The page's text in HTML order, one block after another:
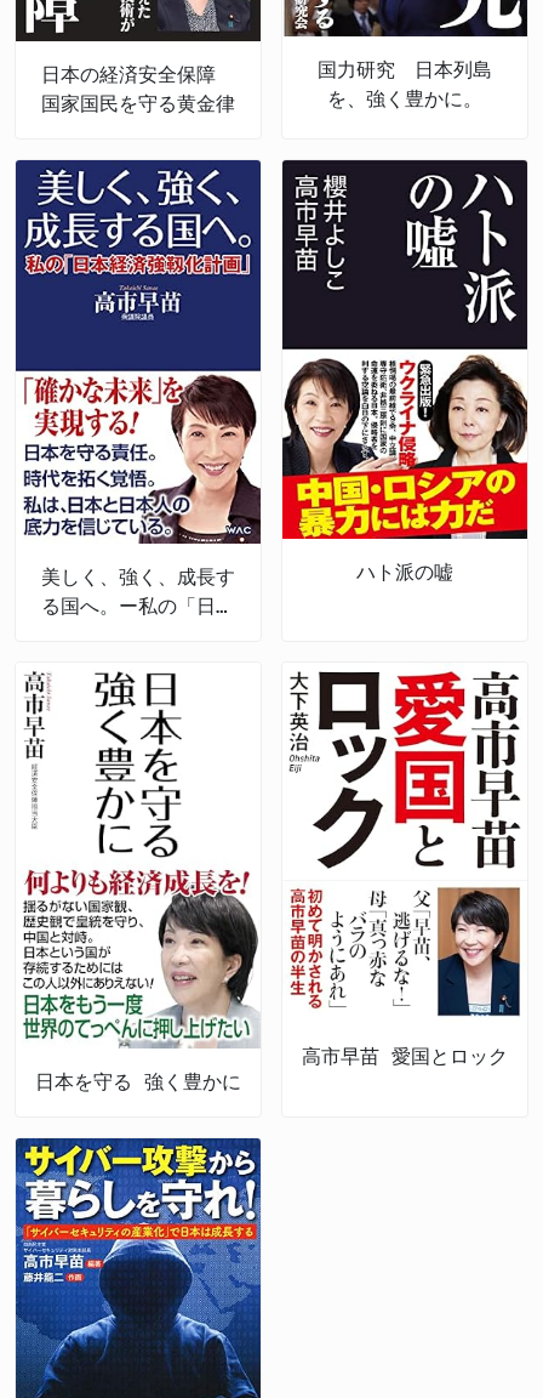
日本の経済安全保障
国家国民を守る黄金律
国力研究 日本列島
を、強く豊かに。
美しく、強く、成長す
る国へ。ー私の「日本
ハト派の嘘
日本を守る 強く豊かに
高市早苗 愛国とロック